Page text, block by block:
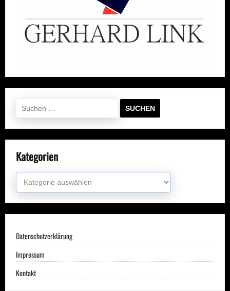
nach:
Kategorien
Kategorien
Datenschutzerklärung
Impressum
Kontakt